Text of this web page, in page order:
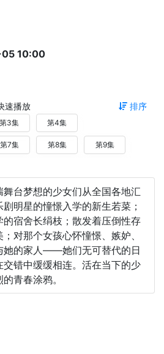
10:00
速播放 排序
第3集 第4集
第7集 第8集 第9集
台梦想的少女们从全国各地汇
明星的憧憬入学的新生若菜；
宿舍长绢枝；散发着压倒性存
对那个女孩心怀憧憬、嫉妒、
她的家人——她们无可替代的日
错中缓缓相连。活在当下的少
青春涂鸦。